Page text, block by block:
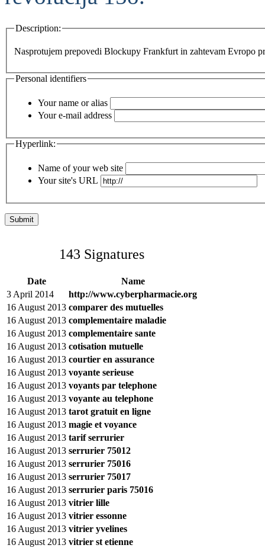
Description:
Nasprotujem prepovedi Blockupy Frankfurt in zahtevam Evropo
Personal identifiers
Your name or alias
Your e-mail address
Hyperlink:
Name of your web site
Your site's URL
143 Signatures
Date
Name
3 April 2014
http://www.cyberpharmacie.org
16 August 2013 comparer des mutuelles
16 August 2013 complementaire maladie
16 August 2013 complementaire sante
16 August 2013 cotisation mutuelle
16 August 2013 courtier en assurance
16 August 2013 voyante serieuse
16 August 2013 voyants par telephone
16 August 2013 voyante au telephone
16 August 2013 tarot gratuit en ligne
16 August 2013 magie et voyance
16 August 2013 tarif serrurier
16 August 2013 serrurier 75012
16 August 2013 serrurier 75016
16 August 2013 serrurier 75017
16 August 2013 serrurier paris 75016
16 August 2013 vitrier lille
16 August 2013 vitrier essonne
16 August 2013 vitrier yvelines
16 August 2013 vitrier st etienne